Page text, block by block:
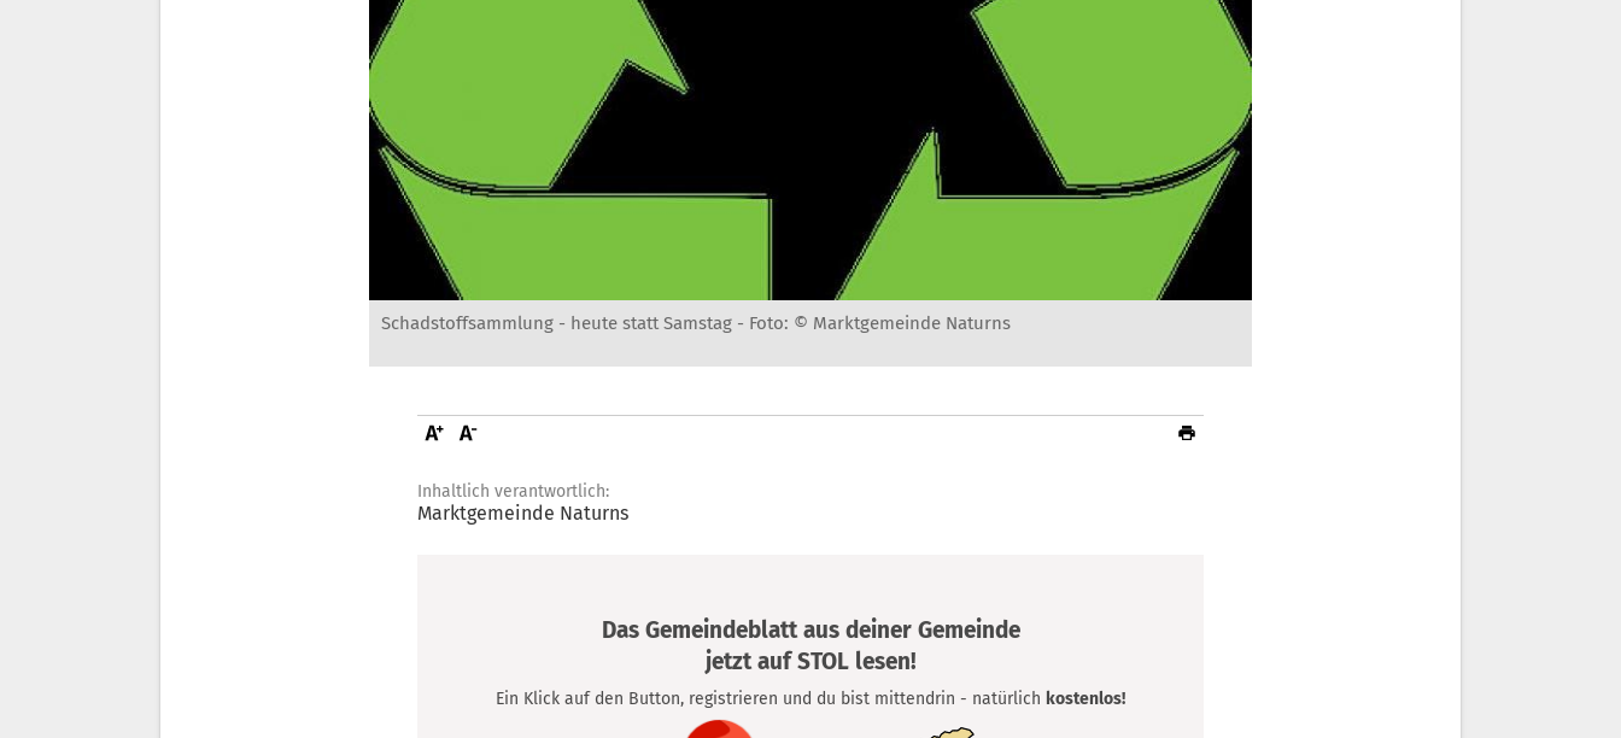
Schadstoffsammlung - heute statt Samstag - Foto: © Marktgemeinde Naturns
Inhaltlich verantwortlich:
Marktgemeinde Naturns
Das Gemeindeblatt aus deiner Gemeinde
jetzt auf STOL lesen!
Ein Klick auf den Button, registrieren und du bist mittendrin - natürlich kostenlos!